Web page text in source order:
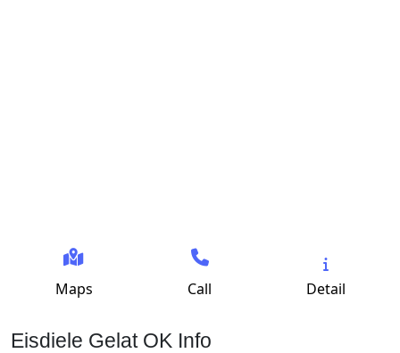
Maps Call Detail
Eisdiele Gelat OK Info